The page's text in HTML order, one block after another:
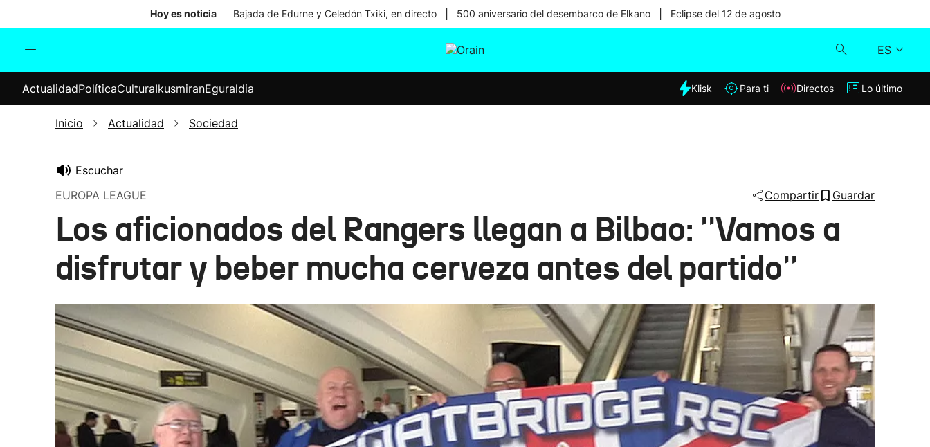
Hoy es noticia Bajada de Edurne y Celedón Txiki, en directo 500 aniversario del desembarco de Elkano Eclipse del 12 de agosto
ES
Internacional
Elecciones
Klisk
ActualidadPolíticaCulturaIkusmiranEguraldia Klisk Para ti Directos Lo último
Inicio Actualidad Sociedad
Escuchar
EUROPA LEAGUE
Compartir Guardar
Los aficionados del Rangers llegan a Bilbao: ''Vamos a
disfrutar y beber mucha cerveza antes del partido''